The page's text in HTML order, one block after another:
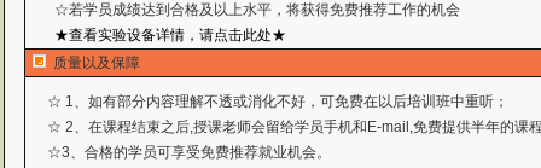
☆若学员成绩达到合格及以上水平，将获得免费推荐工作的机会
★查看实验设备详情，请点击此处★
质量以及保障
☆ 1、如有部分内容理解不透或消化不好，可免费在以后培训班中重听；
☆ 2、在课程结束之后,授课老师会留给学员手机和E-mail,免费提供半年的课
☆3、合格的学员可享受免费推荐就业机会。